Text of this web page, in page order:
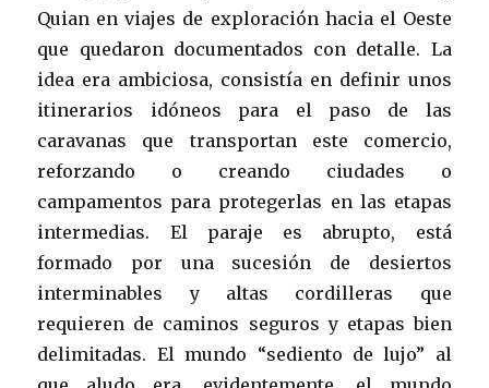
Quian en viajes de exploración hacia el Oeste
que quedaron documentados con detalle. La
idea era ambiciosa, consistía en definir unos
itinerarios idóneos para el paso de las
caravanas que transportan este comercio,
reforzando o creando ciudades o
campamentos para protegerlas en las etapas
intermedias. El paraje es abrupto, está
formado por una sucesión de desiertos
interminables y altas cordilleras que
requieren de caminos seguros y etapas bien
delimitadas. El mundo “sediento de lujo” al